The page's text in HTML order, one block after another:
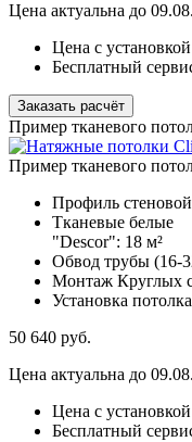
Цена актуальна до
Цена с установкой
Бесплатный
Заказать расчёт
Пример тканевого
Пример тканевого
Профиль
Тканевые белые
"Descor": 18 м²
Обвод трубы (16-
Монтаж Круглых
Установка
50 640 руб.
Цена актуальна до
Цена с установкой
Бесплатный